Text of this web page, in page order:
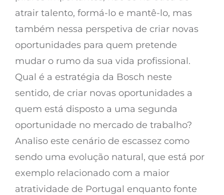
atrair talento, formá-lo e mantê-lo, mas
também nessa perspetiva de criar novas
oportunidades para quem pretende
mudar o rumo da sua vida profissional.
Qual é a estratégia da Bosch neste
sentido, de criar novas oportunidades a
quem está disposto a uma segunda
oportunidade no mercado de trabalho?
Analiso este cenário de escassez como
sendo uma evolução natural, que está por
exemplo relacionado com a maior
atratividade de Portugal enquanto fonte